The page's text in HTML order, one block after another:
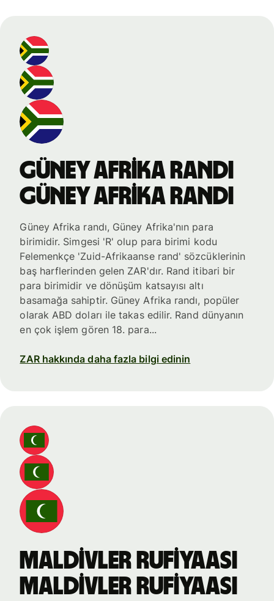
Güney Afrika randı
Güney Afrika randı
Güney Afrika randı, Güney Afrika'nın para
birimidir. Simgesi 'R' olup para birimi kodu
Felemenkçe 'Zuid-Afrikaanse rand' sözcüklerinin
baş harflerinden gelen ZAR'dır. Rand itibari bir
para birimidir ve dönüşüm katsayısı altı
basamağa sahiptir. Güney Afrika randı, popüler
olarak ABD doları ile takas edilir. Rand dünyanın
en çok işlem gören 18. para...
ZAR hakkında daha fazla bilgi edinin
Maldivler rufiyaası
Maldivler rufiyaası